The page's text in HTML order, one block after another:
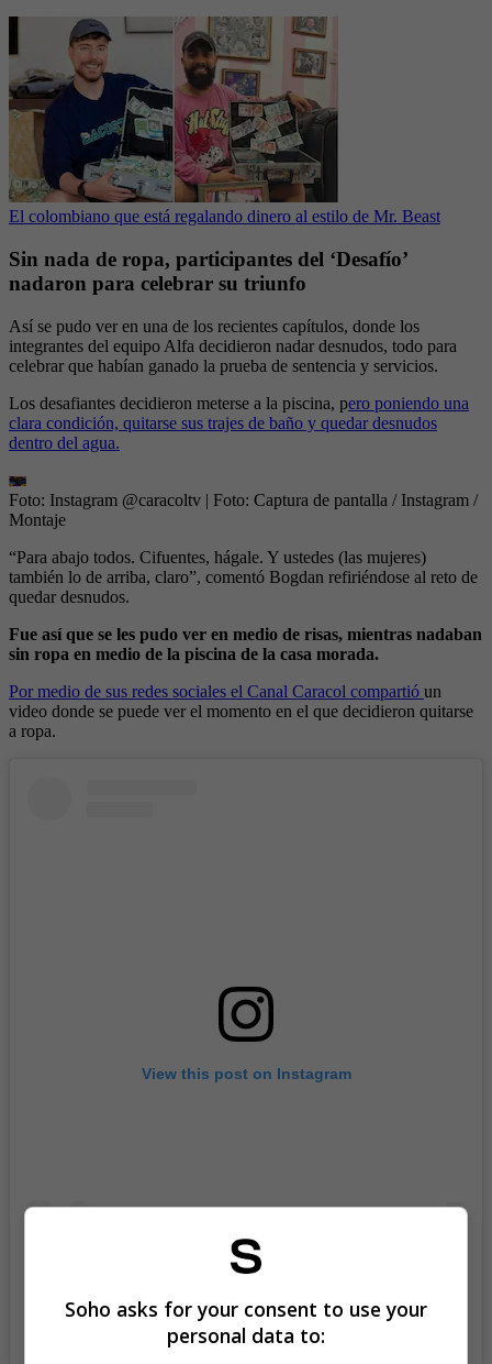
El colombiano que está regalando dinero al estilo de Mr. Beast
Sin nada de ropa, participantes del ‘Desafío’
nadaron para celebrar su triunfo
Así se pudo ver en una de los recientes capítulos, donde los
integrantes del equipo Alfa decidieron nadar desnudos, todo para
celebrar que habían ganado la prueba de sentencia y servicios.
Los desafiantes decidieron meterse a la piscina, pero poniendo una
clara condición, quitarse sus trajes de baño y quedar desnudos
dentro del agua.
Foto: Instagram @caracoltv | Foto: Captura de pantalla / Instagram /
Montaje
“Para abajo todos. Cifuentes, hágale. Y ustedes (las mujeres)
también lo de arriba, claro”, comentó Bogdan refiriéndose al reto de
quedar desnudos.
Fue así que se les pudo ver en medio de risas, mientras nadaban
sin ropa en medio de la piscina de la casa morada.
Por medio de sus redes sociales el Canal Caracol compartió un
video donde se puede ver el momento en el que decidieron quitarse
a ropa.
View this post on Instagram
A post shared by Caracol Televisión (@caracoltv)
Soho asks for your consent to use your
personal data to: